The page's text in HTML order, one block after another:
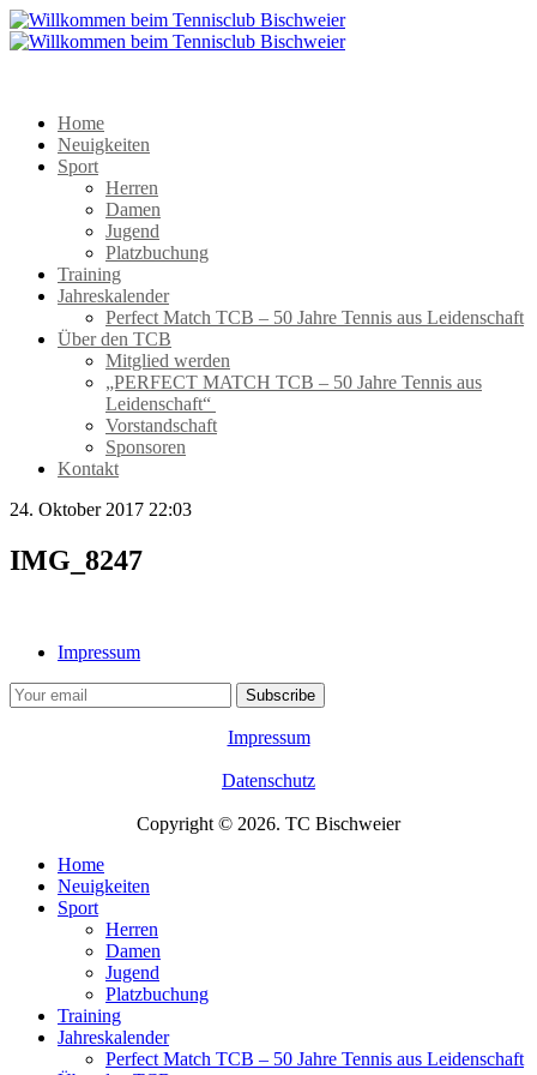
Home
Neuigkeiten
Sport
Herren
Damen
Jugend
Platzbuchung
Training
Jahreskalender
Perfect Match TCB – 50 Jahre Tennis aus Leidenschaft
Über den TCB
Mitglied werden
„PERFECT MATCH TCB – 50 Jahre Tennis aus
Leidenschaft“
Vorstandschaft
Sponsoren
Kontakt
24. Oktober 2017 22:03
IMG_8247
Impressum
Impressum
Datenschutz
Copyright © 2026. TC Bischweier
Home
Neuigkeiten
Sport
Herren
Damen
Jugend
Platzbuchung
Training
Jahreskalender
Perfect Match TCB – 50 Jahre Tennis aus Leidenschaft